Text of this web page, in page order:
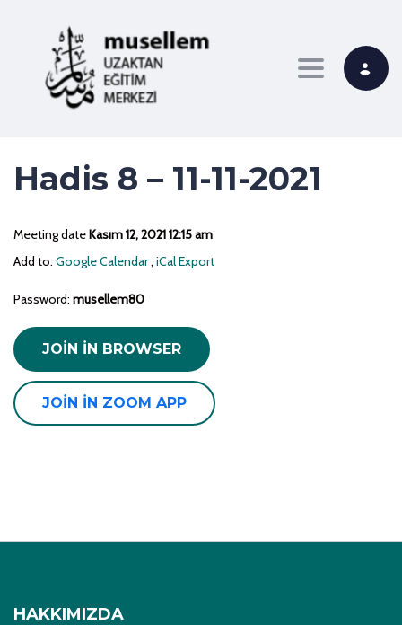
Toggle
Hadis 8 – 11-11-2021
Meeting dateKasım 12, 2021 12:15 am
Add to: Google Calendar, iCal Export
Password: musellem80
JOIN IN BROWSER
JOIN IN ZOOM APP
HAKKIMIZDA